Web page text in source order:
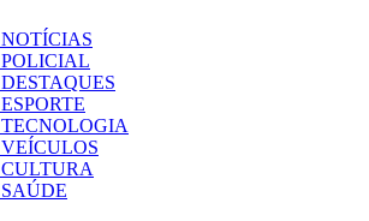
NOTÍCIAS
POLICIAL
DESTAQUES
ESPORTE
TECNOLOGIA
VEÍCULOS
CULTURA
SAÚDE